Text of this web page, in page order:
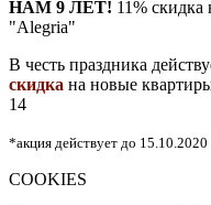
НАМ 9 ЛЕТ! 11% скидка
"Alegria"
В честь праздника
скидка на новые
14
*акция действует до 15.10.2020
COOKIES